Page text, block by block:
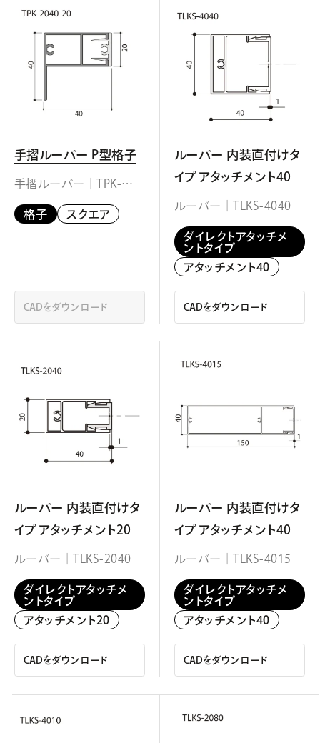
手摺ルーバー P型格子
手摺ルーバー｜TPK-
格子
スクエア
CADをダウンロード
ルーバー 内装直付けタ
イプ アタッチメント40
ルーバー｜TLKS-4040
ダイレクトアタッチメ
ントタイプ
アタッチメント40
CADをダウンロード
ルーバー 内装直付けタ
イプ アタッチメント20
ルーバー｜TLKS-2040
ダイレクトアタッチメ
ントタイプ
アタッチメント20
CADをダウンロード
ルーバー 内装直付けタ
イプ アタッチメント40
ルーバー｜TLKS-4015
ダイレクトアタッチメ
ントタイプ
アタッチメント40
CADをダウンロード